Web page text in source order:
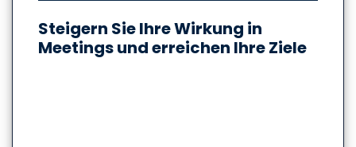
Steigern Sie Ihre Wirkung in
Meetings und erreichen Ihre Ziele